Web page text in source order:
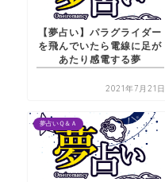
【夢占い】パラグライダー
を飛んでいたら電線に足が
あたり感電する夢
2021年7月21日
夢占いＱ＆Ａ